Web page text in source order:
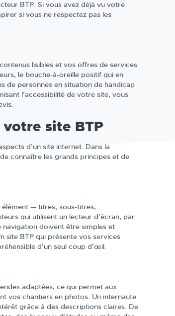
BTP. Si vous avez déjà vu votre
si vous ne respectez pas les
lisibles et vos offres de services
le bouche-à-oreille positif qui en
de personnes en situation de handicap
l’accessibilité de votre site, vous
site BTP
d’un site internet. Dans la
connaître les grands principes et de
— titres, sous-titres,
qui utilisent un lecteur d’écran, par
doivent être simples et
site BTP qui présente vos services
d’un seul coup d’œil.
adaptées, ce qui permet aux
vos chantiers en photos. Un internaute
grâce à des descriptions claires. De